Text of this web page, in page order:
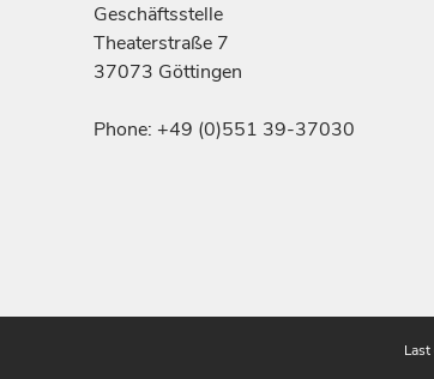
Geschäftsstelle
Theaterstraße 7
37073 Göttingen
Phone: +49 (0)551 39-37030